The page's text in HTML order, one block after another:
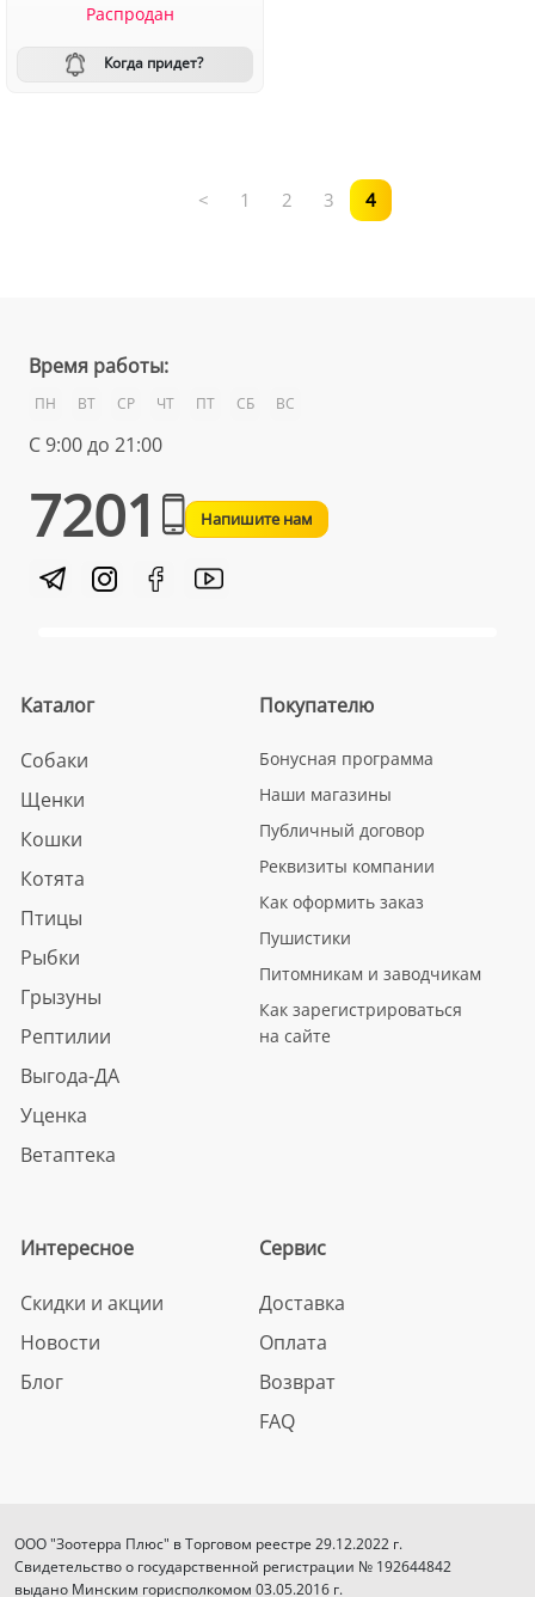
Распродан
Когда придет?
< 1 2 3 4
Время работы:
ПН ВТ СР ЧТ ПТ СБ ВС
С 9:00 до 21:00
7201 Напишите нам
Каталог
Собаки
Щенки
Кошки
Котята
Птицы
Рыбки
Грызуны
Рептилии
Выгода-ДА
Уценка
Ветаптека
Покупателю
Бонусная программа
Наши магазины
Публичный договор
Реквизиты компании
Как оформить заказ
Пушистики
Питомникам и заводчикам
Как зарегистрироваться
на сайте
Интересное
Скидки и акции
Новости
Блог
Сервис
Доставка
Оплата
Возврат
FAQ
ООО "Зоотерра Плюс" в Торговом реестре 29.12.2022 г.
Свидетельство о государственной регистрации № 192644842
выдано Минским горисполкомом 03.05.2016 г.